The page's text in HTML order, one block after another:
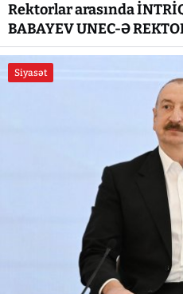
Rektorlar arasında
BABAYEV UNEC-Ə
Siyasət